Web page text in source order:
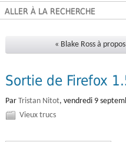
ALLER À LA RECHERCHE
« Blake Ross à
Sortie de Firefox
Par Tristan Nitot, vendredi 9
Vieux trucs